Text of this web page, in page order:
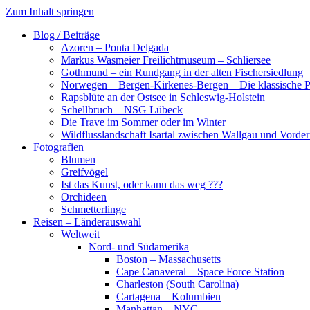
Zum Inhalt springen
Blog / Beiträge
Azoren – Ponta Delgada
Markus Wasmeier Freilichtmuseum – Schliersee
Gothmund – ein Rundgang in der alten Fischersiedlung
Norwegen – Bergen-Kirkenes-Bergen – Die klassische
Rapsblüte an der Ostsee in Schleswig-Holstein
Schellbruch – NSG Lübeck
Die Trave im Sommer oder im Winter
Wildflusslandschaft Isartal zwischen Wallgau und
Fotografien
Blumen
Greifvögel
Ist das Kunst, oder kann das weg ???
Orchideen
Schmetterlinge
Reisen – Länderauswahl
Weltweit
Nord- und Südamerika
Boston – Massachusetts
Cape Canaveral – Space Force Station
Charleston (South Carolina)
Cartagena – Kolumbien